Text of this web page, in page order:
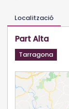
Localització
Part Alta
Tarragona